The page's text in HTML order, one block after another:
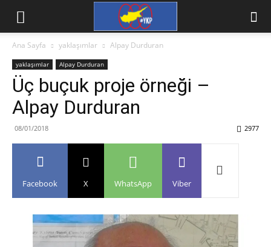
Ana Sayfa yaklaşımlar Alpay Durduran
yaklaşımlar Alpay Durduran
Üç buçuk proje örneği –
Alpay Durduran
08/01/2018 2977
Facebook X WhatsApp Viber